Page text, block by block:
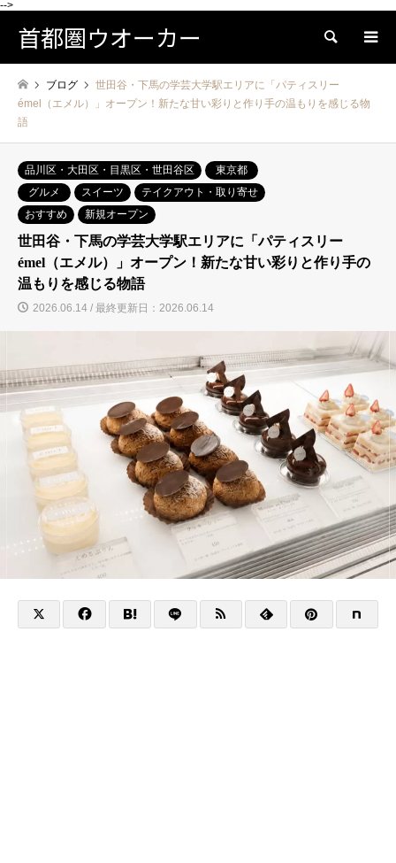
-->
首都圏ウオーカー 検索
ブログ
世田谷・下馬の学芸大学駅エリアに「パティスリー
émel（エメル）」オープン！新たな甘い彩りと作り手の温もりを感じる物
語
品川区・大田区・目黒区・世田谷区
東京都
グルメ
スイーツ
テイクアウト・取り寄せ
おすすめ
新規オープン
世田谷・下馬の学芸大学駅エリアに「パティスリー
émel（エメル）」オープン！新たな甘い彩りと作り手の
温もりを感じる物語
2026.06.14 / 最終更新日：2026.06.14